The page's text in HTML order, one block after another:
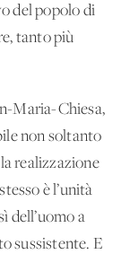
del popolo di
tanto più
Maria-Chiesa,
non soltanto
realizzazione
è l’unità
dell’uomo a
sussistente. E